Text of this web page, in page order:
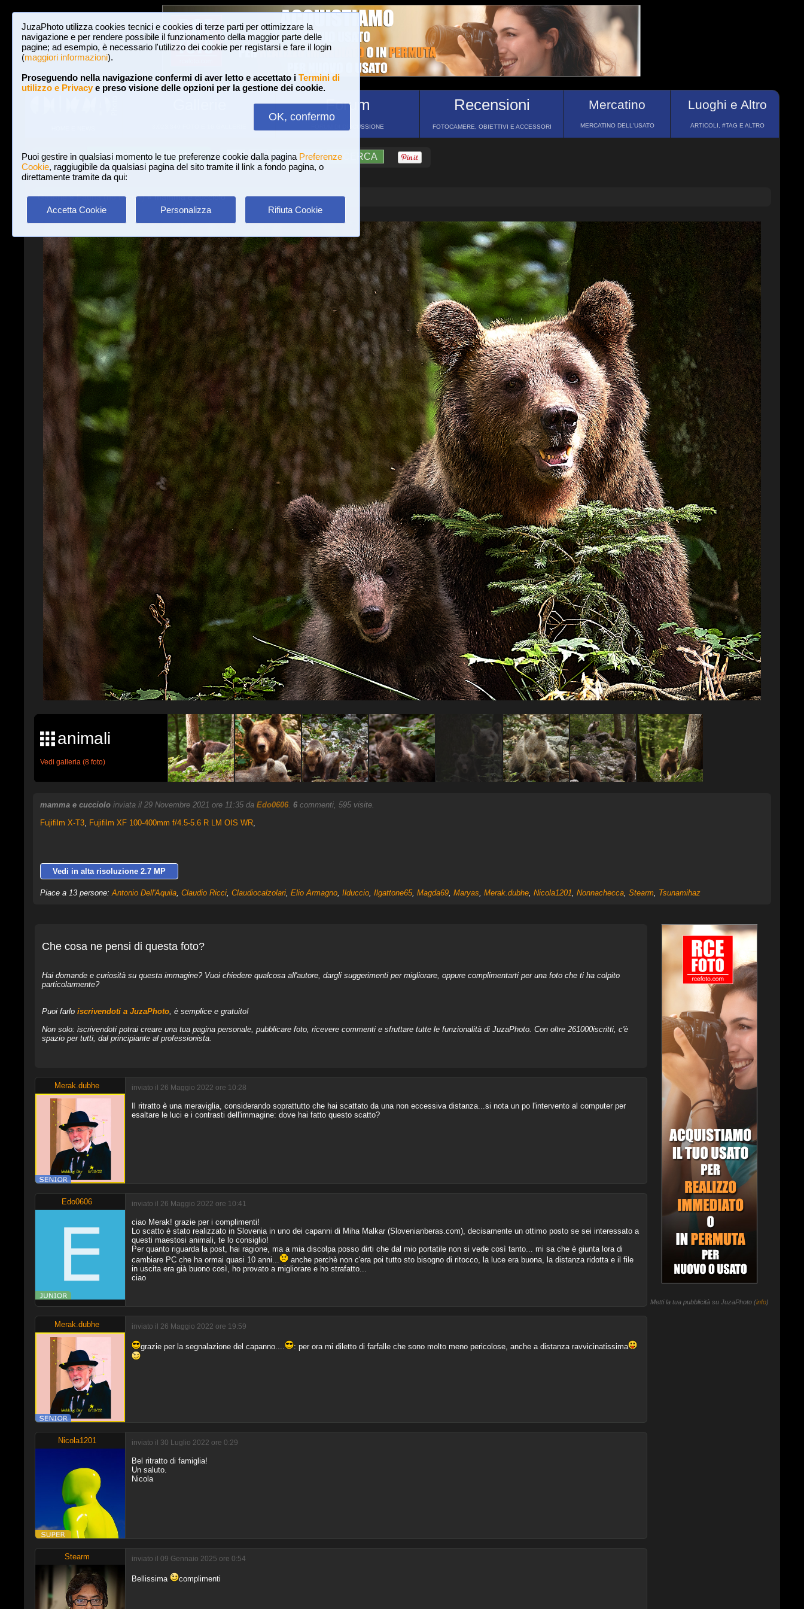
JuzaPhoto utilizza cookies tecnici e cookies di terze parti per ottimizzare la
navigazione e per rendere possibile il funzionamento della maggior parte delle
pagine; ad esempio, è necessario l'utilizzo dei cookie per registarsi e fare il login
(maggiori informazioni).
Proseguendo nella navigazione confermi di aver letto e accettato i Termini di
utilizzo e Privacye preso visione delle opzioni per la gestione dei cookie.
OK, confermo
Puoi gestire in qualsiasi momento le tue preferenze cookie dalla pagina Preferenze
Cookie, raggiugibile da qualsiasi pagina del sito tramite il link a fondo pagina, o
direttamente tramite da qui:
Accetta Cookie Personalizza Rifiuta Cookie
Forum
FORUM DI DISCUSSIONE
Recensioni
FOTOCAMERE, OBIETTIVI E ACCESSORI
Mercatino
MERCATINO DELL'USATO
Luoghi e Altro
ARTICOLI, #TAG E ALTRO
Login Iscriviti a JuzaPhoto! A A ?AIUTO RICERCA
Gallerie»Fauna (no uccelli)» mamma e cucciolo
animali
Vedi galleria (8 foto)
mamma e cucciolo inviata il 29 Novembre 2021 ore 11:35 da Edo0606. 6commenti, 595 visite.
Fujifilm X-T3, Fujifilm XF 100-400mm f/4.5-5.6 R LM OIS WR,
Vedi in alta risoluzione 2.7 MP
Piace a 13 persone: Antonio Dell'Aquila, Claudio Ricci, Claudiocalzolari, Elio Armagno, Ilduccio, Ilgattone65, Magda69, Maryas Merak.dubhe, Nicola1201 Nonnachecca, Stearm, Tsunamihaz
Che cosa ne pensi di questa foto?
Hai domande e curiosità su questa immagine? Vuoi chiedere qualcosa all'autore, dargli suggerimenti per migliorare, oppure complimentarti per una foto che ti ha colpito
particolarmente?
Puoi farlo iscrivendoti a JuzaPhoto, è semplice e gratuito!
Non solo: iscrivendoti potrai creare una tua pagina personale, pubblicare foto, ricevere commenti e sfruttare tutte le funzionalità di JuzaPhoto. Con oltre 261000iscritti, c'è
spazio per tutti, dal principiante al professionista.
Merak.dubhe inviato il 26 Maggio 2022 ore 10:28
Il ritratto è una meraviglia, considerando soprattutto che hai scattato da una non eccessiva distanza...si nota un po l'intervento al computer per
esaltare le luci e i contrasti dell'immagine: dove hai fatto questo scatto?
Edo0606 inviato il 26 Maggio 2022 ore 10:41
ciao Merak! grazie per i complimenti!
Lo scatto è stato realizzato in Slovenia in uno dei capanni di Miha Malkar (Slovenianberas.com), decisamente un ottimo posto se sei interessato a
questi maestosi animali, te lo consiglio!
Per quanto riguarda la post, hai ragione, ma a mia discolpa posso dirti che dal mio portatile non si vede così tanto... mi sa che è giunta lora di
cambiare PC che ha ormai quasi 10 anni...
anche perchè non c'era poi tutto sto bisogno di ritocco, la luce era buona, la distanza ridotta e il file
in uscita era già buono così, ho provato a migliorare e ho strafatto...
ciao
Merak.dubhe inviato il 26 Maggio 2022 ore 19:59
grazie per la segnalazione del capanno.... : per ora mi diletto di farfalle che sono molto meno pericolose, anche a distanza ravvicinatissima
Nicola1201 inviato il 30 Luglio 2022 ore 0:29
Bel ritratto di famiglia!
Un saluto.
Nicola
Stearm inviato il 09 Gennaio 2025 ore 0:54
Bellissima complimenti
Metti la tua pubblicità su JuzaPhoto (info)